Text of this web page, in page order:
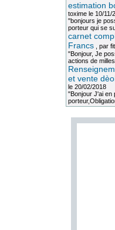
estimation
toximele 10/11/
"bonjours je
porteur qui se
carnet
Francs, par
"Bonjour, Je
actions de
et vente
le 20/02/2018
"Bonjour J'ai en